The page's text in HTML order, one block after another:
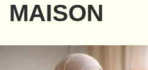
MAISON